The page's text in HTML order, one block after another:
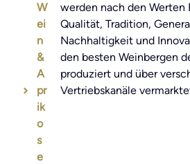
W
ei
n
&
A
pr
ik
o
s
e
werden nach den Werten
Qualität, Tradition,
Nachhaltigkeit und
den besten Weinbergen
produziert und über
Vertriebskanäle